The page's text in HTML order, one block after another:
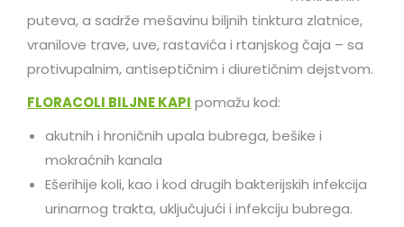
puteva, a sadrže mešavinu biljnih tinktura zlatnice,
vranilove trave, uve, rastavića i rtanjskog čaja – sa
protivupalnim, antiseptičnim i diuretičnim dejstvom.
FLORACOLI BILJNE KAPI pomažu kod:
akutnih i hroničnih upala bubrega, bešike i
mokraćnih kanala
Ešerihije koli, kao i kod drugih bakterijskih infekcija
urinarnog trakta, uključujući i infekciju bubrega.